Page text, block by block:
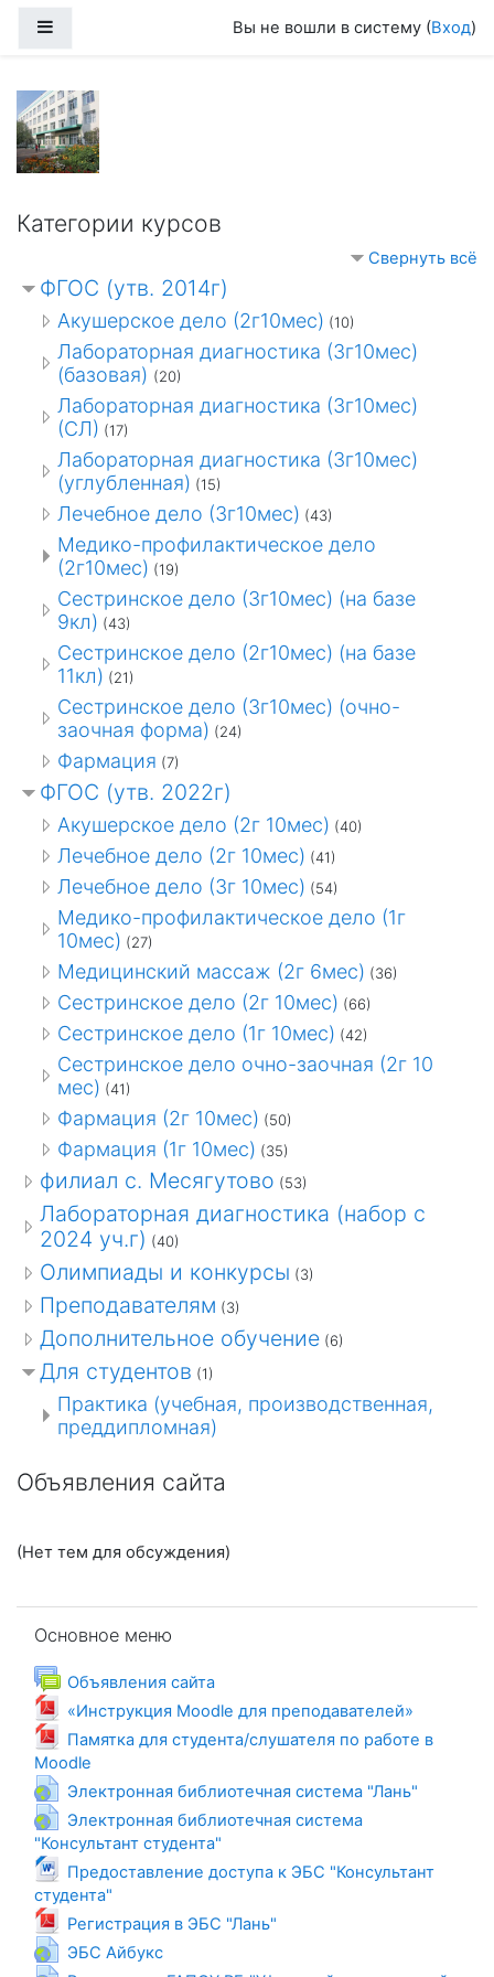
Вы не вошли в систему (Вход)
Категории курсов
Свернуть всё
ФГОС (утв. 2014г)
Акушерское дело (2г10мес) (10)
Лабораторная диагностика (3г10мес)
(базовая) (20)
Лабораторная диагностика (3г10мес)
(СЛ) (17)
Лабораторная диагностика (3г10мес)
(углубленная) (15)
Лечебное дело (3г10мес) (43)
Медико-профилактическое дело
(2г10мес) (19)
Сестринское дело (3г10мес) (на базе
9кл) (43)
Сестринское дело (2г10мес) (на базе
11кл) (21)
Сестринское дело (3г10мес) (очно-
заочная форма) (24)
Фармация (7)
ФГОС (утв. 2022г)
Акушерское дело (2г 10мес) (40)
Лечебное дело (2г 10мес) (41)
Лечебное дело (3г 10мес) (54)
Медико-профилактическое дело (1г
10мес) (27)
Медицинский массаж (2г 6мес) (36)
Сестринское дело (2г 10мес) (66)
Сестринское дело (1г 10мес) (42)
Сестринское дело очно-заочная (2г 10
мес) (41)
Фармация (2г 10мес) (50)
Фармация (1г 10мес) (35)
филиал с. Месягутово (53)
Лабораторная диагностика (набор с
2024 уч.г) (40)
Олимпиады и конкурсы (3)
Преподавателям (3)
Дополнительное обучение (6)
Для студентов (1)
Практика (учебная, производственная,
преддипломная)
Объявления сайта
(Нет тем для обсуждения)
Основное меню
Объявления сайта
«Инструкция Moodle для преподавателей»
Памятка для студента/слушателя по работе в
Moodle
Электронная библиотечная система "Лань"
Электронная библиотечная система
"Консультант студента"
Предоставление доступа к ЭБС "Консультант
студента"
Регистрация в ЭБС "Лань"
ЭБС АйбуксГиперссылка